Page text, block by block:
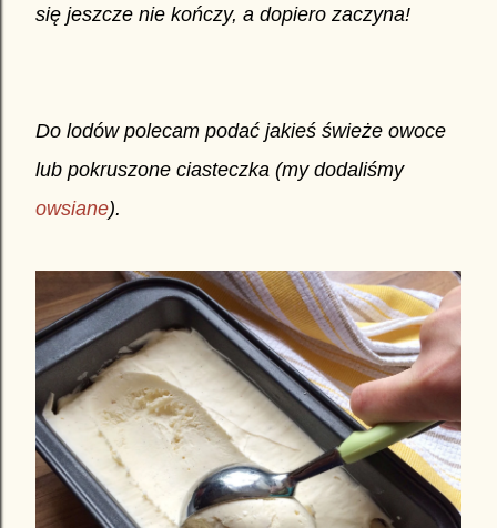
się jeszcze nie kończy, a dopiero zaczyna!
Do lodów polecam podać jakieś świeże owoce
lub pokruszone ciasteczka (my dodaliśmy
owsiane).